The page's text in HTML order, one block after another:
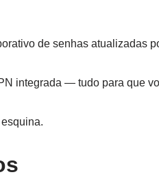
de senhas atualizadas
integrada — tudo para que